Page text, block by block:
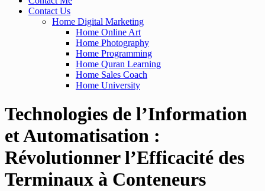
Contact Us
Home Digital Marketing
Home Online Art
Home Photography
Home Programming
Home Quran Learning
Home Sales Coach
Home University
Technologies de l’Information
et Automatisation :
Révolutionner l’Efficacité des
Terminaux à Conteneurs